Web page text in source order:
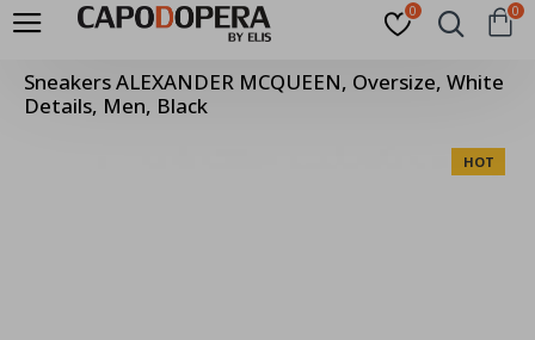
0 0
Transport Gratuit Suna Acum Pune o Intrebare
Sneakers ALEXANDER MCQUEEN, Oversize, White
Details, Men, Black
HOT